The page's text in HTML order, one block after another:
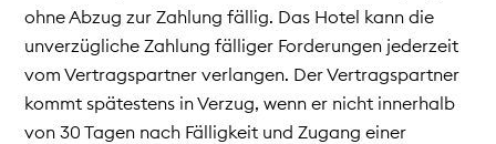
ohne Abzug zur Zahlung fällig. Das Hotel kann die
unverzügliche Zahlung fälliger Forderungen jederzeit
vom Vertragspartner verlangen. Der Vertragspartner
kommt spätestens in Verzug, wenn er nicht innerhalb
von 30 Tagen nach Fälligkeit und Zugang einer